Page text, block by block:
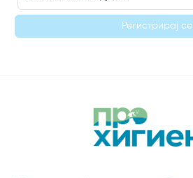
Регистрирај се